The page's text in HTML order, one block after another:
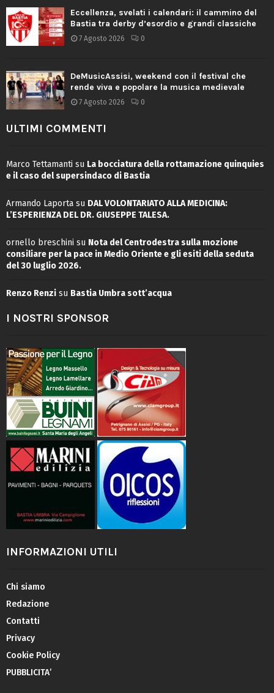
Eccellenza, svelati i calendari: il cammino del
Bastia tra derby d’esordio e grandi classiche
7 Agosto 2026 0
DeMusicAssisi, weekend con il festival che
rende viva e popolare la musica medievale
7 Agosto 2026 0
ULTIMI COMMENTI
Marco Tettamanti su La bocciatura della rottamazione quinquies
e il caso del supersindaco di Bastia
Armando Laporta su DAL VOLONTARIATO ALLA MEDICINA:
L’ESPERIENZA DEL DR. GIUSEPPE TALESA.
ornello breschini su Nota del Centrodestra sulla mozione
consiliare per la pace in Medio Oriente e gli esiti della seduta
del 30 luglio 2026.
Renzo Renzi su Bastia Umbra sott’acqua
I NOSTRI SPONSOR
INFORMAZIONI UTILI
Chi siamo
Redazione
Contatti
Privacy
Cookie Policy
PUBBLICITA’